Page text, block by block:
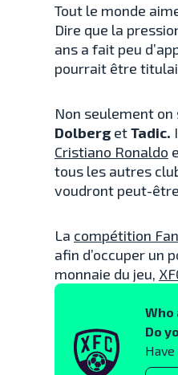
Tout le monde
Dire que la
ans a fait peu
pourrait être
Non seulement on
DolbergetTadic.
Cristiano Ronaldo
tous les autres
voudront peut-
La compétition
afin d’occuper un
monnaie du jeu,
Who
Do